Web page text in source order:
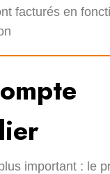
facturés en
important : le